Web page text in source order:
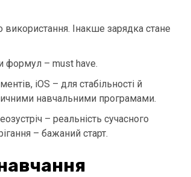
Інакше зарядка стане
формул – must have.
iOS – для стабільності й
навчальними програмами.
– реальність сучасного
– бажаний старт.